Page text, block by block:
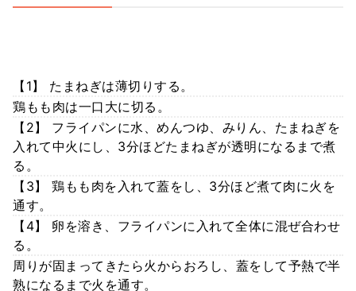
【1】 たまねぎは薄切りする。
鶏もも肉は一口大に切る。
【2】 フライパンに水、めんつゆ、みりん、たまねぎを
入れて中火にし、3分ほどたまねぎが透明になるまで煮
る。
【3】 鶏もも肉を入れて蓋をし、3分ほど煮て肉に火を
通す。
【4】 卵を溶き、フライパンに入れて全体に混ぜ合わせ
る。
周りが固まってきたら火からおろし、蓋をして予熱で半
熟になるまで火を通す。